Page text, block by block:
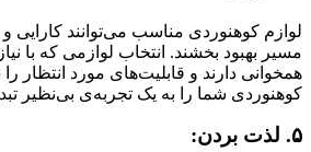
لوازم کوهنوردی مناسب می‌توانند
مسیر بهبود بخشند. انتخاب لوازمی که با
همخوانی دارند و قابلیت‌های مورد انتظار را
کوهنوردی شما را به یک تجربه‌ی بی‌نظیر
۵. لذت بردن: